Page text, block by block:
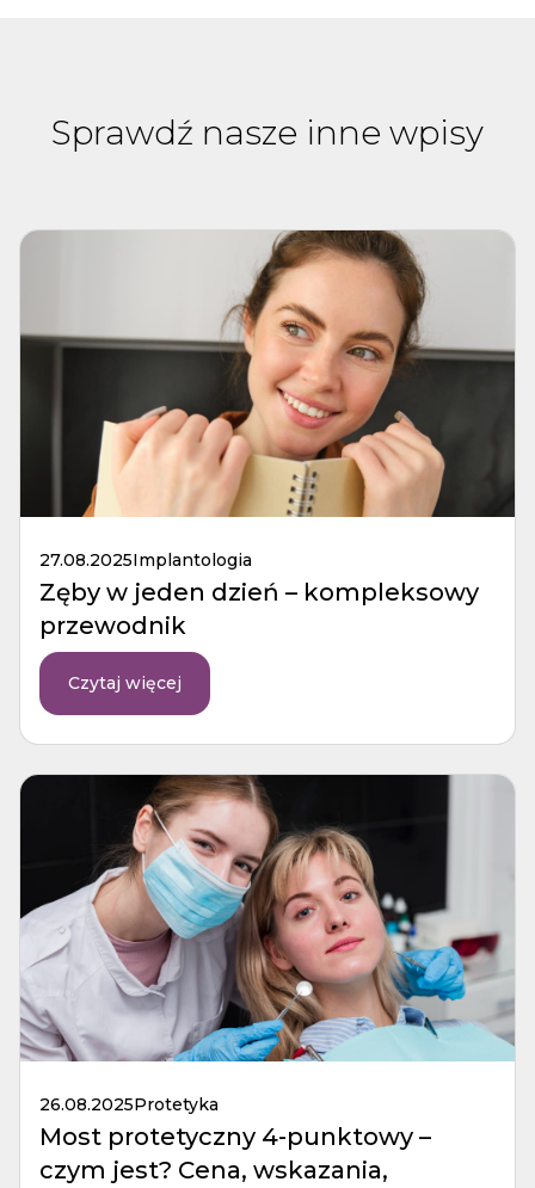
Sprawdź nasze inne wpisy
27.08.2025Implantologia
Zęby w jeden dzień – kompleksowy
przewodnik
Czytaj więcej
26.08.2025Protetyka
Most protetyczny 4-punktowy –
czym jest? Cena, wskazania,